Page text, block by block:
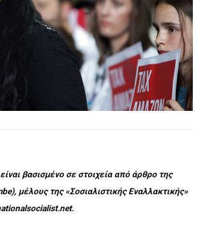
βασισμένο σε στοιχεία από άρθρο της
μέλους της «Σοσιαλιστικής Εναλλακτικής»
.